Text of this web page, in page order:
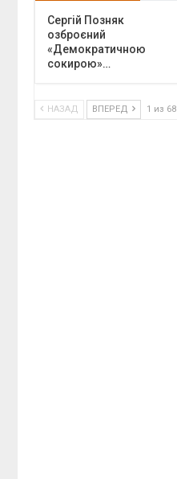
Сергій Позняк
озброєний
«Демократичною
сокирою»…
НАЗАД ВПЕРЕД 1 из 68